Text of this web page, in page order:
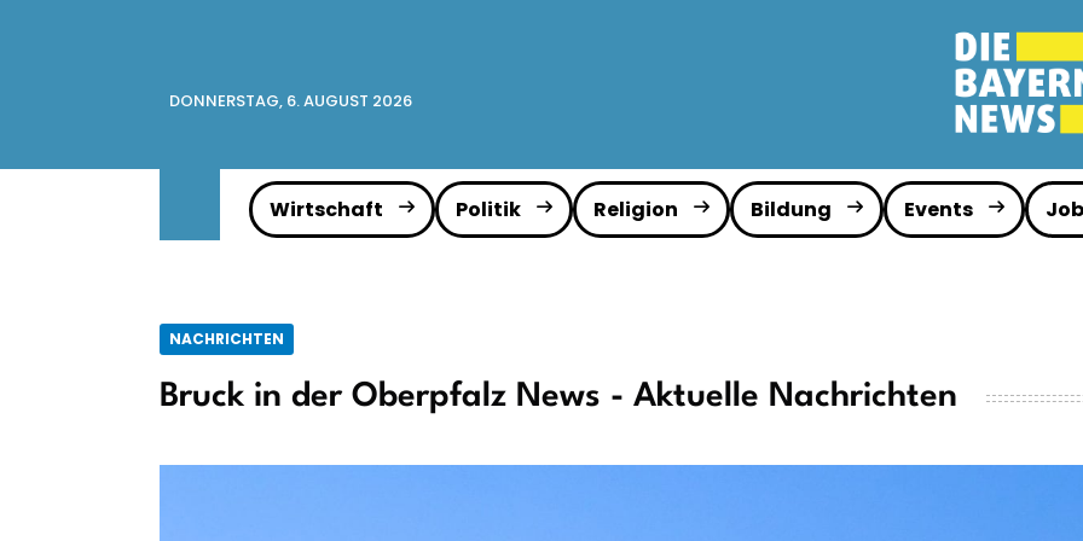
DONNERSTAG, 6. AUGUST 2026
Wirtschaft Politik Religion Bildung Events
NACHRICHTEN
Bruck in der Oberpfalz News - Aktuelle Nachrichten